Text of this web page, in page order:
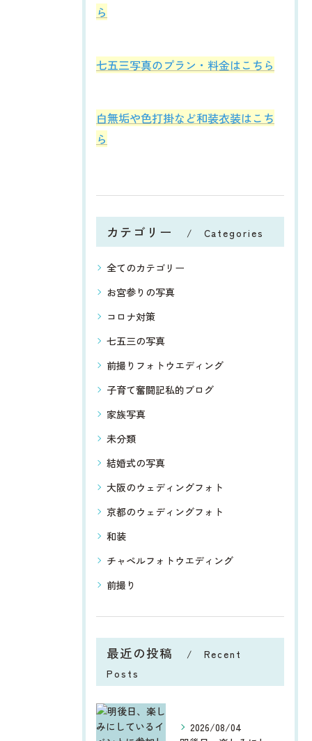
ら
七五三写真のプラン・料金はこちら
白無垢や色打掛など和装衣装はこち
ら
カテゴリー Categories
全てのカテゴリー
お宮参りの写真
コロナ対策
七五三の写真
前撮りフォトウエディング
子育て奮闘記私的ブログ
家族写真
未分類
結婚式の写真
大阪のウェディングフォト
京都のウェディングフォト
和装
チャペルフォトウエディング
前撮り
最近の投稿
Recent
Posts
2026/08/04